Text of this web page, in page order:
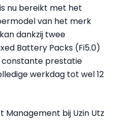
nu bereikt met het
van het merk
dankzij twee
Battery Packs (Fi5.0)
constante prestatie
werkdag tot wel 12
Management bij Uzin Utz